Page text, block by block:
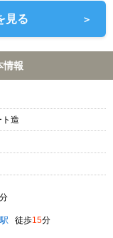
見る ＞
情報
ト造
分
徒歩15分